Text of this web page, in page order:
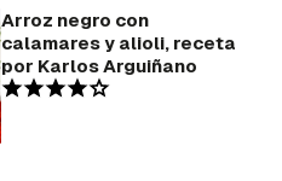
Arroz negro con
calamares y alioli, receta
por Karlos Arguiñano